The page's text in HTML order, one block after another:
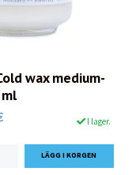
wax medium-
I lager.